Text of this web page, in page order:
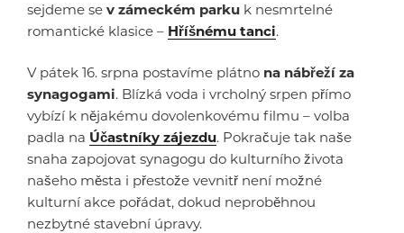
sejdeme se v zámeckém parku k nesmrtelné
romantické klasice – Hříšnému tanci.
V pátek 16. srpna postavíme plátno na nábřeží za
synagogami. Blízká voda i vrcholný srpen přímo
vybízí k nějakému dovolenkovému filmu – volba
padla na Účastníky zájezdu. Pokračuje tak naše
snaha zapojovat synagogu do kulturního života
našeho města i přestože vevnitř není možné
kulturní akce pořádat, dokud neproběhnou
nezbytné stavební úpravy.